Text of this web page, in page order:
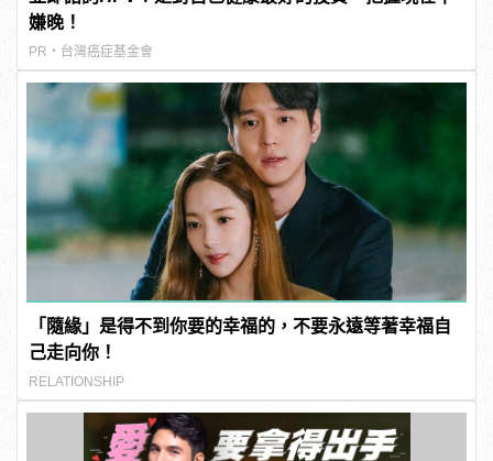
嫌晚！
PR・台灣癌症基金會
「隨緣」是得不到你要的幸福的，不要永遠等著幸福自
己走向你！
RELATIONSHIP